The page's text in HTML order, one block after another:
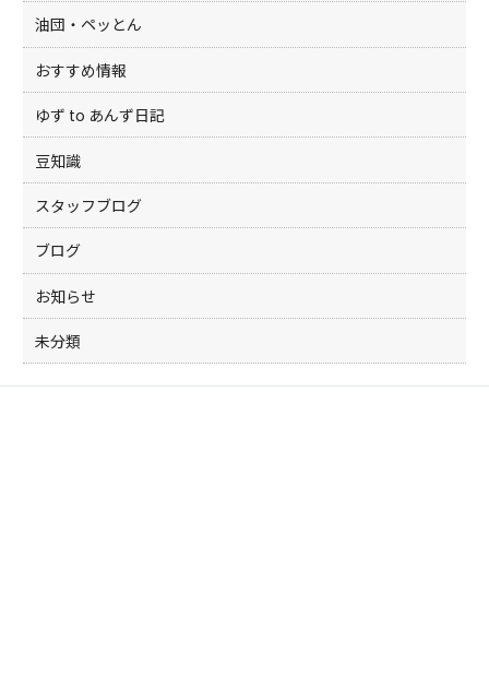
油団・ペッとん
おすすめ情報
ゆず to あんず日記
豆知識
スタッフブログ
ブログ
お知らせ
未分類